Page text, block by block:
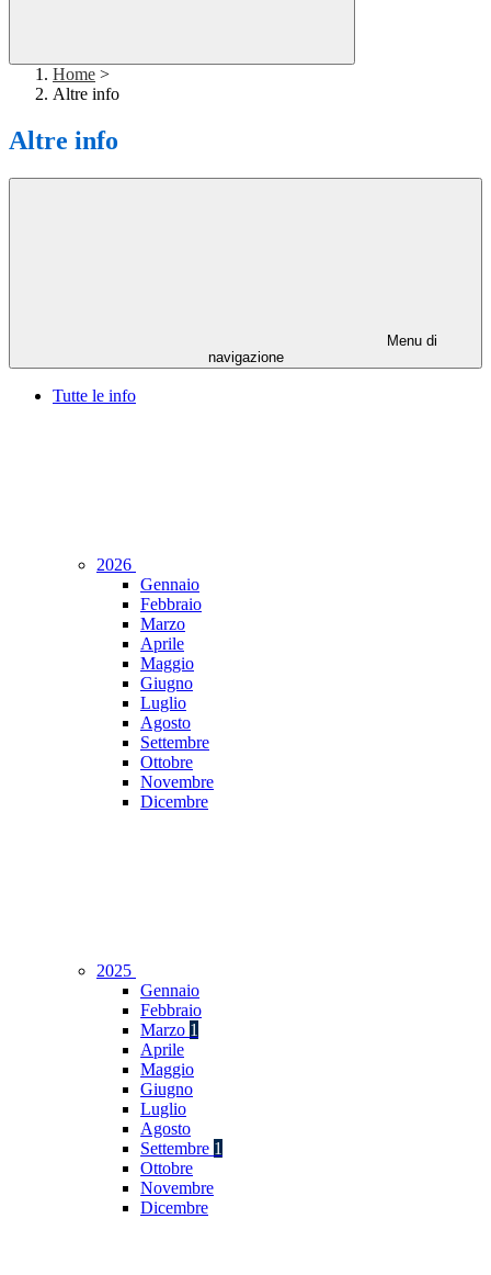
Home >
Altre info
Altre info
Menu di
navigazione
Tutte le info
2026
Gennaio
Febbraio
Marzo
Aprile
Maggio
Giugno
Luglio
Agosto
Settembre
Ottobre
Novembre
Dicembre
2025
Gennaio
Febbraio
Marzo 1
Aprile
Maggio
Giugno
Luglio
Agosto
Settembre 1
Ottobre
Novembre
Dicembre